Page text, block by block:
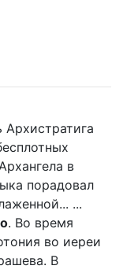
в
порадовал
...
. Во время
во иереи
В